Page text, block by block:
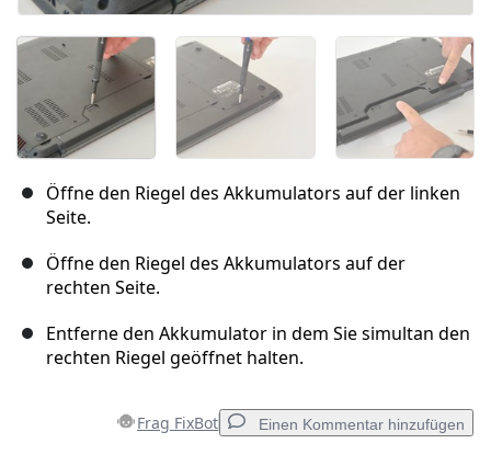
Öffne den Riegel des Akkumulators auf der linken
Seite.
Öffne den Riegel des Akkumulators auf der
rechten Seite.
Entferne den Akkumulator in dem Sie simultan den
rechten Riegel geöffnet halten.
Frag FixBot Einen Kommentar hinzufügen